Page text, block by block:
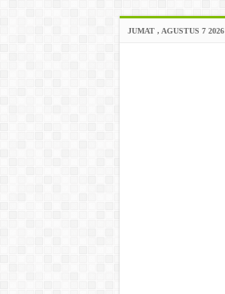
JUMAT , AGUSTUS 7 2026